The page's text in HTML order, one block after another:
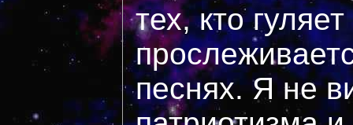
тех, кто
песнях. Я не